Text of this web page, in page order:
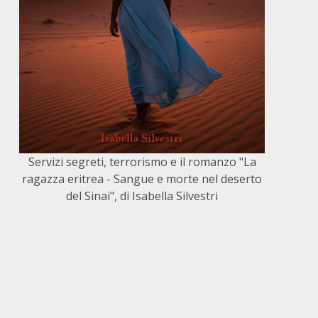
Servizi segreti, terrorismo e il romanzo "La
ragazza eritrea - Sangue e morte nel deserto
del Sinai", di Isabella Silvestri